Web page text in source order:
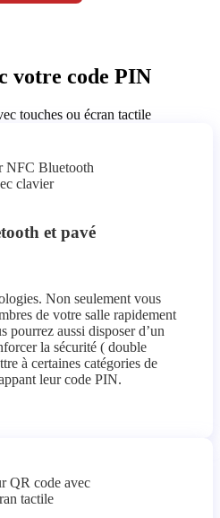
votre code PIN
touches ou écran tactile
et pavé
Non seulement vous
de votre salle rapidement
pourrez aussi disposer d’un
la sécurité ( double
à certaines catégories de
leur code PIN.